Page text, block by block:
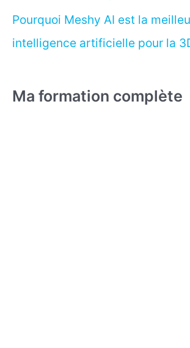
Pourquoi Meshy AI est la
intelligence artificielle pour la
Ma formation complète